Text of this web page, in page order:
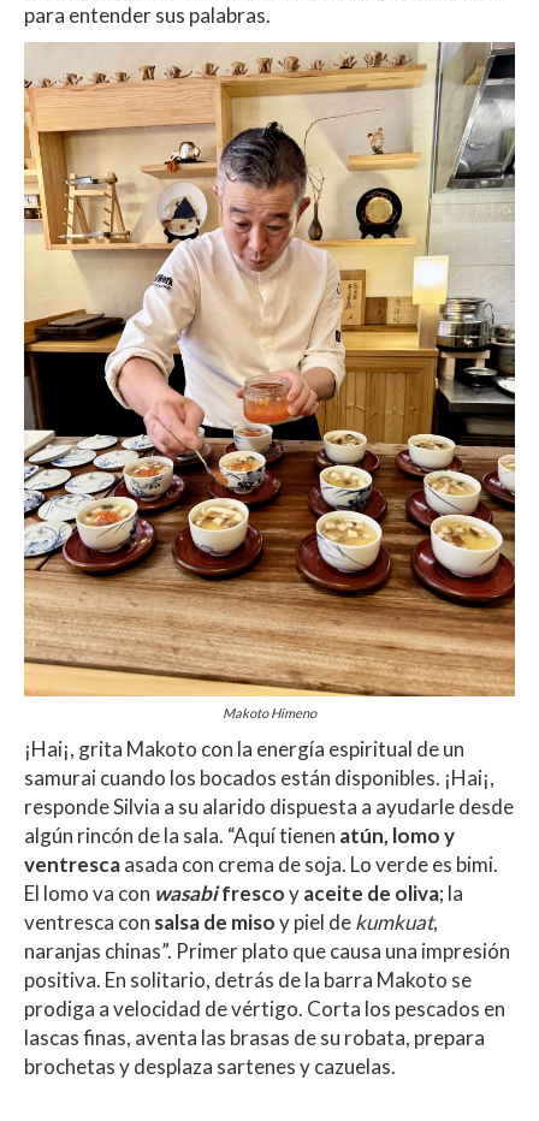
para entender sus palabras.
Makoto Himeno
¡Hai¡, grita Makoto con la energía espiritual de un
samurai cuando los bocados están disponibles. ¡Hai¡,
responde Silvia a su alarido dispuesta a ayudarle desde
algún rincón de la sala. “Aquí tienen atún, lomo y
ventrescaasada con crema de soja. Lo verde es bimi.
El lomo va con wasabifrescoyaceite de oliva; la
ventresca con salsa de misoy piel dekumkuat,
naranjas chinas”. Primer plato que causa una impresión
positiva. En solitario, detrás de la barra Makoto se
prodiga a velocidad de vértigo. Corta los pescados en
lascas finas, aventa las brasas de su robata, prepara
brochetas y desplaza sartenes y cazuelas.